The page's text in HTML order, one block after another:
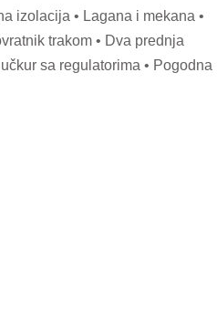
izolacija • Lagana i mekana •
trakom • Dva prednja
sa regulatorima • Pogodna